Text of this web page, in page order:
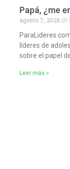
Papá, ¿me
agosto 7, 2026
ParaLideres
líderes de
sobre el papel
Leer más »